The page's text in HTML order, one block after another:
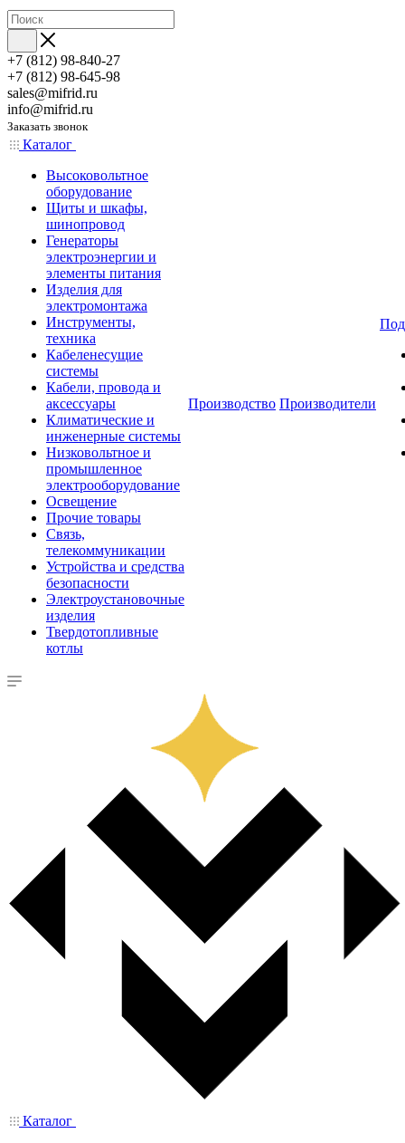
+7 (812) 98-840-27
+7 (812) 98-645-98
sales@mifrid.ru
info@mifrid.ru
Заказать звонок
Каталог
Высоковольтное
оборудование
Щиты и шкафы,
шинопровод
Генераторы
электроэнергии и
элементы питания
Изделия для
электромонтажа
Инструменты,
техника
Кабеленесущие
системы
Кабели, провода и
аксессуары
Климатические и
инженерные системы
Низковольтное и
промышленное
электрооборудование
Освещение
Прочие товары
Связь,
телекоммуникации
Устройства и средства
безопасности
Электроустановочные
изделия
Твердотопливные
котлы
Производство Производители
Каталог